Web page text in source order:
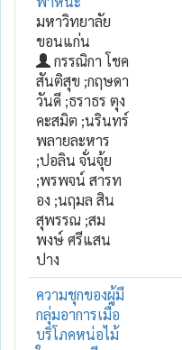
มหาวิทยาลัย
ขอนแก่น
กรรณิกา โชค
สันติสุข ;กฤษดา
วันดี ;ธราธร ตุง
คะสมิต ;นรินทร์
พลายละหาร
;ปอลิน จั่นจุ้ย
;พรพจน์ สารท
อง ;นฤมล สิน
สุพรรณ ;สม
พงษ์ ศรีแสน
ปาง
ความชุกของผู้มี
กลุ่มอาการเมื่อ
บริโภคหน่อไม้